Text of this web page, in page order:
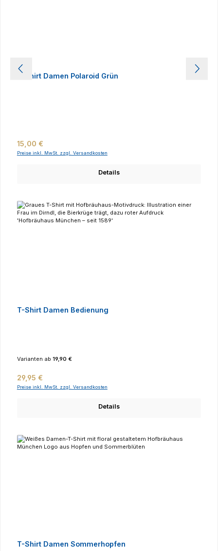
T-Shirt Damen Polaroid Grün
Regulärer Preis:
15,00 €
Preise inkl. MwSt. zzgl. Versandkosten
Details
T-Shirt Damen Bedienung
Varianten ab 19,90 €
Regulärer Preis:
29,95 €
Preise inkl. MwSt. zzgl. Versandkosten
Details
T-Shirt Damen Sommerhopfen